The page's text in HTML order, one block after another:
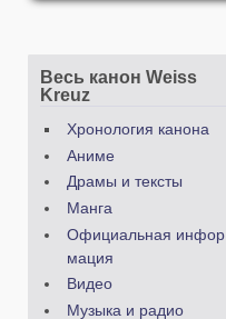
Весь канон Weiss
Kreuz
Хронология канона
Аниме
Драмы и тексты
Манга
Официальная инфор
мация
Видео
Музыка и радио